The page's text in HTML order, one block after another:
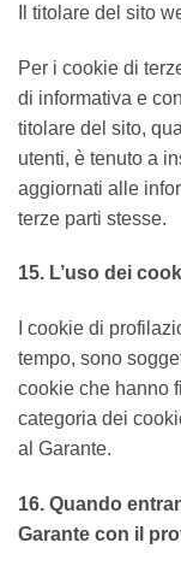
Il titolare del sito
Per i cookie di
di informativa e
titolare del sito,
utenti, è tenuto a
aggiornati alle
terze parti stesse.
15. L’uso dei
I cookie di
tempo, sono
cookie che hanno
categoria dei
al Garante.
16. Quando
Garante con il